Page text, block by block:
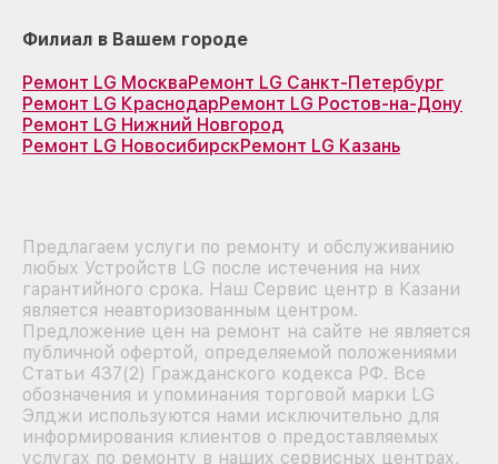
Филиал в Вашем городе
Ремонт LG МоскваРемонт LG Санкт-Петербург
Ремонт LG КраснодарРемонт LG Ростов-на-Дону
Ремонт LG Нижний Новгород
Ремонт LG НовосибирскРемонт LG Казань
Предлагаем услуги по ремонту и обслуживанию
любых Устройств LG после истечения на них
гарантийного срока. Наш Сервис центр в Казани
является неавторизованным центром.
Предложение цен на ремонт на сайте не является
публичной офертой, определяемой положениями
Статьи 437(2) Гражданского кодекса РФ. Все
обозначения и упоминания торговой марки LG
Элджи используются нами исключительно для
информирования клиентов о предоставляемых
услугах по ремонту в наших сервисных центрах,